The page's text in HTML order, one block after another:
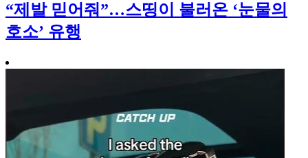
“제발 믿어줘”…스띵이 불러온 ‘눈물의
호소’ 유행